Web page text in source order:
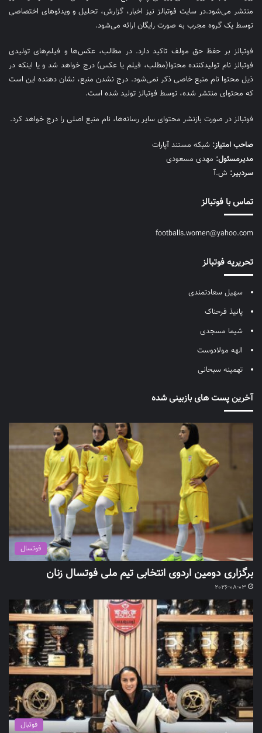
منتشر می‌شود.در سایت فوتبالز نیز اخبار، گزارش، تحلیل و ویدئوهای اختصاصی
توسط یک گروه مجرب به صورت رایگان ارائه می‌شود.
فوتبالز بر حفظ حق مولف تاکید دارد. در مطالب، عکس‌ها و فیلم‌های تولیدی
فوتبالز نام تولیدکننده محتوا(مطلب، فیلم یا عکس) درج خواهد شد و یا اینکه در
ذیل محتوا نام منبع خاصی ذکر نمی‌‎شود. درج نشدن منبع، نشان دهنده این است
که محتوای منتشر شده، توسط فوتبالز تولید شده است.
فوتبالز در صورت بازنشر محتوای سایر رسانه‌ها، نام منبع اصلی را درج خواهد کرد.
صاحب امتیاز: شبکه مستند آپارات
مديرمسئول: مهدی مسعودی
سردبیر: ش.آ
تماس با فوتبالز
footballs.women@yahoo.com
تحریریه فوتبالز
سهیل سعادتمندی
پانیذ فرحناک
شیما مسجدی
الهه مولادوست
تهمینه سبحانی
آخرین پست های بازبینی شده
فوتسال
برگزاری دومین اردوی انتخابی تیم ملی فوتسال زنان
2026-08-03
فوتبال